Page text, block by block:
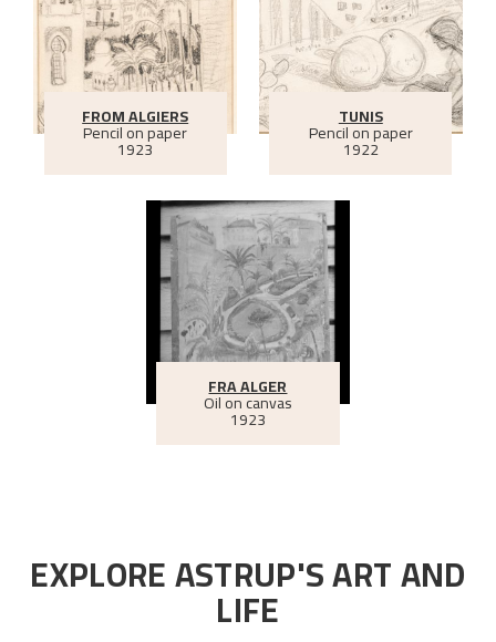
FROM ALGIERS
Pencil on paper
1923
TUNIS
Pencil on paper
1922
FRA ALGER
Oil on canvas
1923
EXPLORE ASTRUP'S ART AND
LIFE